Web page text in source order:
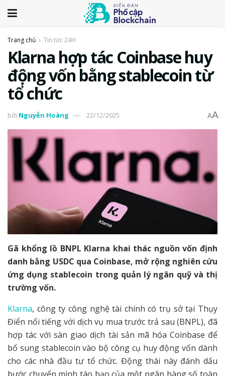
Trang chủ Tin tức 24H
Klarna hợp tác Coinbase huy
động vốn bằng stablecoin từ
tổ chức
bởi Nguyễn Hoàng 22/12/2025 AA
Gã khổng lồ BNPL Klarna khai thác nguồn vốn định
danh bằng USDC qua Coinbase, mở rộng nghiên cứu
ứng dụng stablecoin trong quản lý ngân quỹ và thị
trường vốn.
Klarna, công ty công nghệ tài chính có trụ sở tại Thụy
Điển nổi tiếng với dịch vụ mua trước trả sau (BNPL), đã
hợp tác với sàn giao dịch tài sản mã hóa Coinbase để
bổ sung stablecoin vào bộ công cụ huy động vốn dành
cho các nhà đầu tư tổ chức. Động thái này đánh dấu